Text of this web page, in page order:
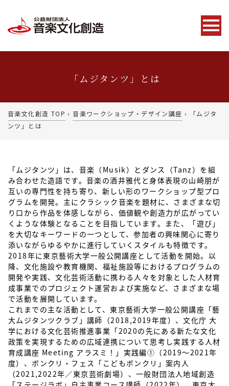
「ムジタンツ」とは
音楽文化創造 TOP › 音楽ワークショップ・デザイン講座 ›
「ムジタ
ンツ」とは
「ムジタンツ」は、音楽（Musik）とダンス（Tanz）を組
み合わせた造語です。音楽の酒井雅代と身体表現の山崎朋が
互いの専門性を持ち寄り、新しい形のワークショップ型プロ
グラムを開発。主にクラシック音楽を題材に、さまざまな切
り口から作品を体感しながら、価値観や創造力が広がってい
くような体験となることを目指しています。また、「遊び」
を大切なキーワードの一つとして、参加者の興味関心に寄り
添いながらゆるやかに進行していくスタイルも特徴です。
2018年に東京藝術大学一般公開講座として活動を開始。以
降、文化施設や教育機関、福祉施設等におけるプログラムの
開発や実践、文化芸術活動に携わる人々を対象とした人材育
成事業でのプロジェクト運営および実施など、さまざまな場
で活動を展開しています。
これまでの主な活動として、東京藝術大学一般公開講座「藝
大ムジタンツクラブ」講師（2018,2019年度）、文化庁 大
学における文化芸術推進事業「2020の先にある新たな文化
政策を実現するための広域連携について思考し実践する人材
育成講座 Meeting アラスミ！」実践編①（2019〜2021年
度）、ボンクリ・フェス「こどもボンクリ」案内人
（2021,2022年／東京芸術劇場）、一般財団法人地域創造